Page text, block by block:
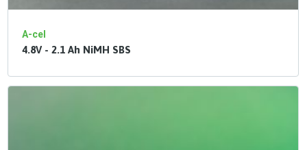
A-cel
4.8V - 2.1 Ah NiMH SBS